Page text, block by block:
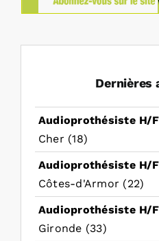
Dernières
Audioprothésiste H/F
Cher (18)
Audioprothésiste H/F
Côtes-d'Armor (22)
Audioprothésiste H/F
Gironde (33)